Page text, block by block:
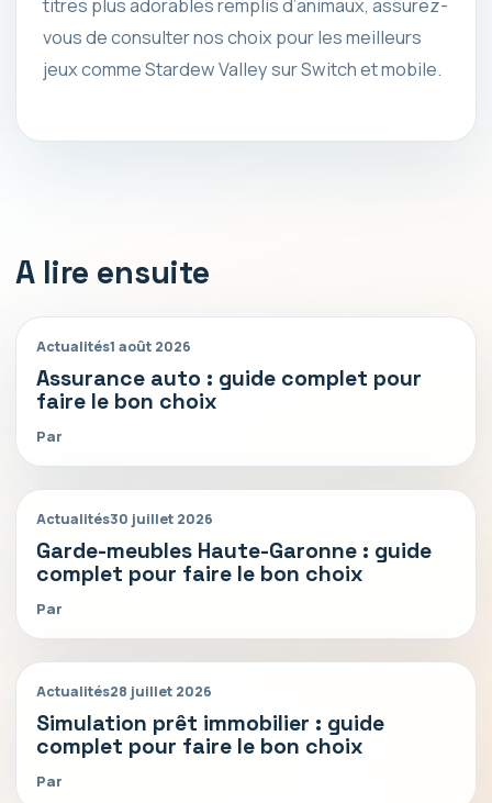
titres plus adorables remplis d’animaux, assurez-
vous de consulter nos choix pour les meilleurs
jeux comme Stardew Valley sur Switch et mobile.
A lire ensuite
Actualités1 août 2026
Assurance auto : guide complet pour
faire le bon choix
Par
Actualités30 juillet 2026
Garde-meubles Haute-Garonne : guide
complet pour faire le bon choix
Par
Actualités28 juillet 2026
Simulation prêt immobilier : guide
complet pour faire le bon choix
Par